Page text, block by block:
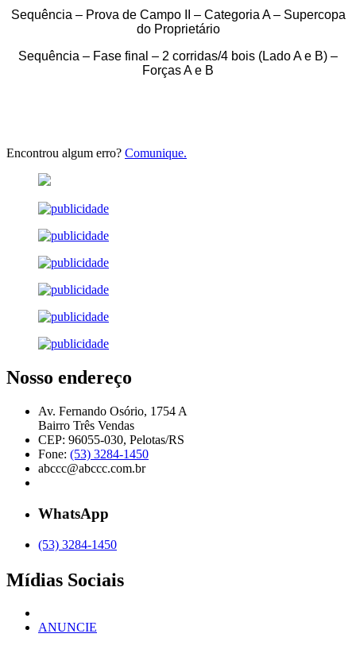
Sequência – Prova de Campo II – Categoria A – Supercopa
do Proprietário
Sequência – Fase final – 2 corridas/4 bois (Lado A e B) –
Forças A e B
Encontrou algum erro? Comunique.
Nosso endereço
Av. Fernando Osório, 1754 A
Bairro Três Vendas
CEP: 96055-030, Pelotas/RS
Fone: (53) 3284-1450
abccc@abccc.com.br
WhatsApp
(53) 3284-1450
Mídias Sociais
ANUNCIE